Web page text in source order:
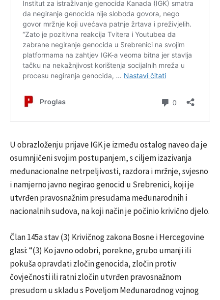
U obrazloženju prijave IGK je između ostalog naveo da je
osumnjičeni svojim postupanjem, s ciljem izazivanja
međunacionalne netrpeljivosti, razdora i mržnje, svjesno
i namjerno javno negirao genocid u Srebrenici, koji je
utvrđen pravosnažnim presudama međunarodnih i
nacionalnih sudova, na koji način je počinio krivično djelo.
Član 145a stav (3) Krivičnog zakona Bosne i Hercegovine
glasi: “(3) Ko javno odobri, porekne, grubo umanji ili
pokuša opravdati zločin genocida, zločin protiv
čovječnosti ili ratni zločin utvrđen pravosnažnom
presudom u skladu s Poveljom Međunarodnog vojnog